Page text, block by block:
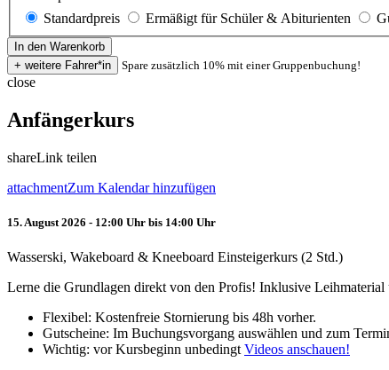
Standardpreis
Ermäßigt für Schüler & Abiturienten
Spare zusätzlich 10% mit einer Gruppenbuchung!
close
Anfängerkurs
shareLink teilen
attachmentZum Kalendar hinzufügen
15. August 2026 - 12:00 Uhr bis 14:00 Uhr
Wasserski, Wakeboard & Kneeboard Einsteigerkurs (2 Std.)
Lerne die Grundlagen direkt von den Profis! Inklusive
Flexibel: Kostenfreie Stornierung bis 48h vorher.
Gutscheine: Im Buchungsvorgang auswählen und zum
Wichtig: vor Kursbeginn unbedingt Videos anschauen!